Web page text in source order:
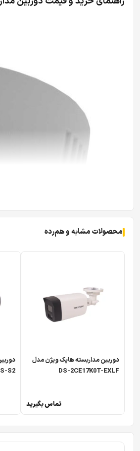
محصولات مشابه و هم‌رده
دوربین مداربسته هایک ویژن مدل
DS-2CE17K0T-EXLF
تماس بگیرید
S2